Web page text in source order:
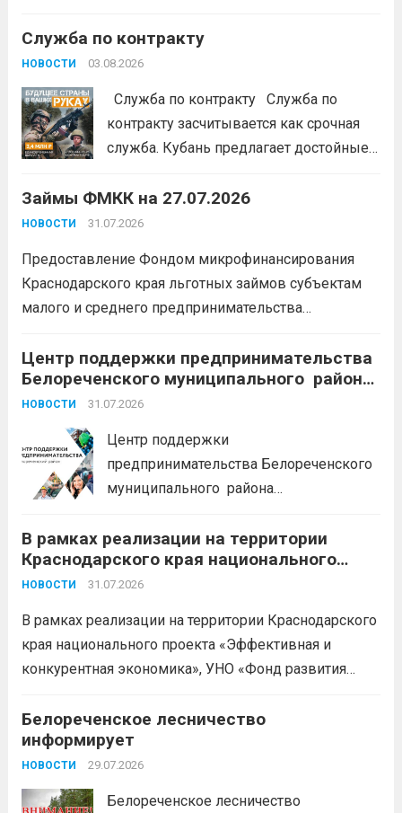
портале: моифинансы.рф
#ЭстафетаМоиФинансы
Служба по контракту
НОВОСТИ 03.08.2026
Служба по контракту Служба по
контракту засчитывается как срочная
служба. Кубань предлагает достойные
защиту Отечества:
единовременно;
каникулы;
сохранение места...Читать
дальше
Займы ФМКК на 27.07.2026
НОВОСТИ 31.07.2026
Предоставление Фондом микрофинансирования
Краснодарского края льготных займов субъектам
малого и среднего предпринимательства
5 млн. рублей Срок от 7 мес. до 36 мес. Процентная
ставка 0,1- 8,15 % годовых Возможно установление
льготного периода...
Центр поддержки предпринимательства
Белореченского муниципального района
Краснодарского края приглашает на
НОВОСТИ 31.07.2026
Центр поддержки
предпринимательства Белореченского
муниципального района
БЕСПЛАТНЫЕ КОНСУЛЬТАЦИИ
Бухгалтерский учет и заполнение
деклараций; Трудовое
планирование и правовое обеспечение;
Микрозаймы для предпринимателей по
В рамках реализации на территории
Краснодарского края национального
проекта «Эффективная и конкурентная
НОВОСТИ 31.07.2026
В рамках реализации на территории Краснодарского
края национального проекта «Эффективная и
конкурентная экономика», УНО «Фонд развития
доступных мерах поддержки субъектов малого и
среднего предпринимательства и граждан,
желающих вести бизнес.
Белореченское лесничество
информирует
НОВОСТИ 29.07.2026
Белореченское лесничество